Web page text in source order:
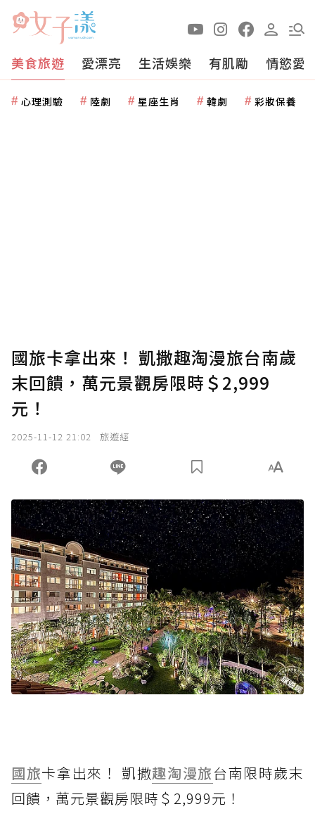
美食旅遊 愛漂亮 生活娛樂 有肌勵 情慾愛
心理測驗 陸劇 星座生肖 韓劇 彩妝保養
國旅卡拿出來！ 凱撒趣淘漫旅台南歲
末回饋，萬元景觀房限時＄2,999
元！
2025-11-12 21:02 旅遊經
國旅卡拿出來！ 凱撒趣淘漫旅台南限時歲末
回饋，萬元景觀房限時＄2,999元！